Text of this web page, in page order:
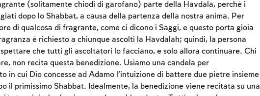
(solitamente chiodi di garofano) parte della Havdala, perché i
dopo lo Shabbat, a causa della partenza della nostra anima. Per
di qualcosa di fragrante, come ci dicono i Saggi, e questo porta gioia
è richiesto a chiunque ascolti la Havdalah; quindi, la persona
che tutti gli ascoltatori lo facciano, e solo allora continuare. Chi
non recita questa benedizione. Usiamo una candela per
in cui Dio concesse ad Adamo l’intuizione di battere due pietre insieme
il primissimo Shabbat. Idealmente, la benedizione viene recitata su una